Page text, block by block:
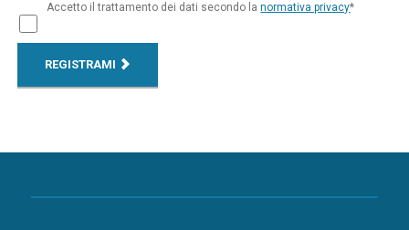
Accetto il trattamento dei dati secondo lanormativa privacy*
REGISTRAMI